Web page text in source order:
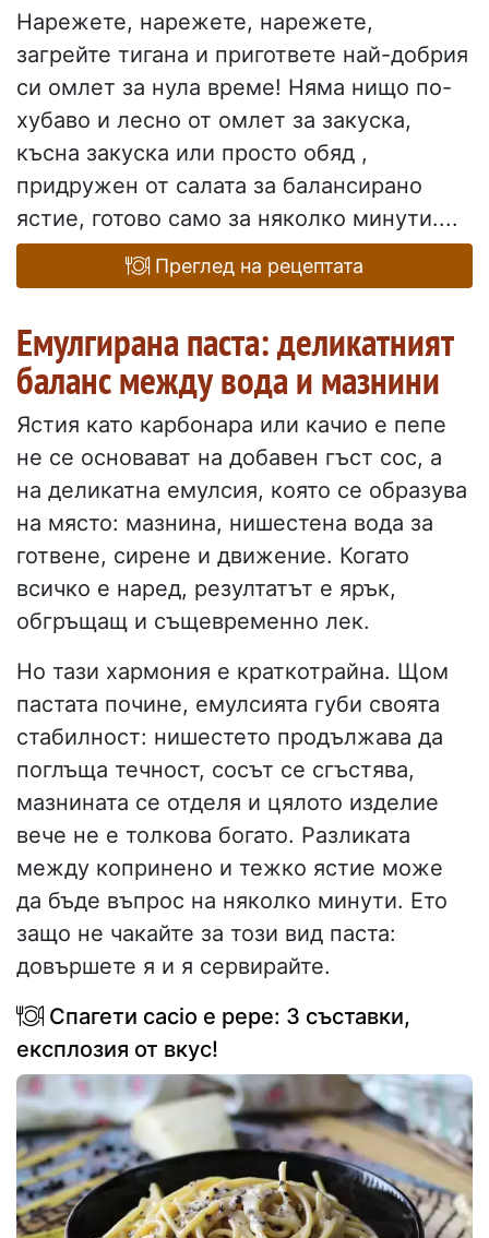
Нарежете, нарежете, нарежете,
загрейте тигана и пригответе най-добрия
си омлет за нула време! Няма нищо по-
хубаво и лесно от омлет за закуска,
късна закуска или просто обяд ,
придружен от салата за балансирано
ястие, готово само за няколко минути....
Преглед на рецептата
Емулгирана паста: деликатният
баланс между вода и мазнини
Ястия като карбонара или качио е пепе
не се основават на добавен гъст сос, а
на деликатна емулсия, която се образува
на място: мазнина, нишестена вода за
готвене, сирене и движение. Когато
всичко е наред, резултатът е ярък,
обгръщащ и същевременно лек.
Но тази хармония е краткотрайна. Щом
пастата почине, емулсията губи своята
стабилност: нишестето продължава да
поглъща течност, сосът се сгъстява,
мазнината се отделя и цялото изделие
вече не е толкова богато. Разликата
между копринено и тежко ястие може
да бъде въпрос на няколко минути. Ето
защо не чакайте за този вид паста:
довършете я и я сервирайте.
Спагети cacio e pepe: 3 съставки,
експлозия от вкус!